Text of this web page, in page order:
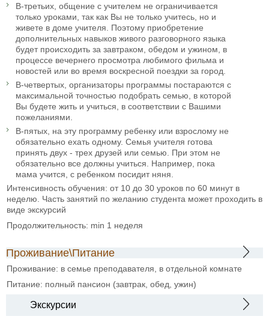
В-третьих, общение с учителем не ограничивается
только уроками, так как Вы не только учитесь, но и
живете в доме учителя. Поэтому приобретение
дополнительных навыков живого разговорного языка
будет происходить за завтраком, обедом и ужином, в
процессе вечернего просмотра любимого фильма и
новостей или во время воскресной поездки за город.
В-четвертых, организаторы программы постараются с
максимальной точностью подобрать семью, в которой
Вы будете жить и учиться, в соответствии с Вашими
пожеланиями.
В-пятых, на эту программу ребенку или взрослому не
обязательно ехать одному. Семья учителя готова
принять двух - трех друзей или семью. При этом не
обязательно все должны учиться. Например, пока
мама учится, с ребенком посидит няня.
Интенсивность обучения: от 10 до 30 уроков по 60 минут в
неделю. Часть занятий по желанию студента может проходить в
виде экскурсий
Продолжительность: min 1 неделя
Проживание\Питание
Проживание: в семье преподавателя, в отдельной комнате
Питание: полный пансион (завтрак, обед, ужин)
Экскурсии